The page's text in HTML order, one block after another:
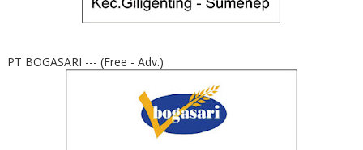
PT BOGASARI --- (Free - Adv.)